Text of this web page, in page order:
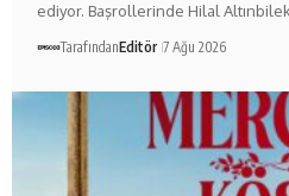
ediyor. Başrollerinde Hilal
TarafındanEditör 7 Ağu 2026